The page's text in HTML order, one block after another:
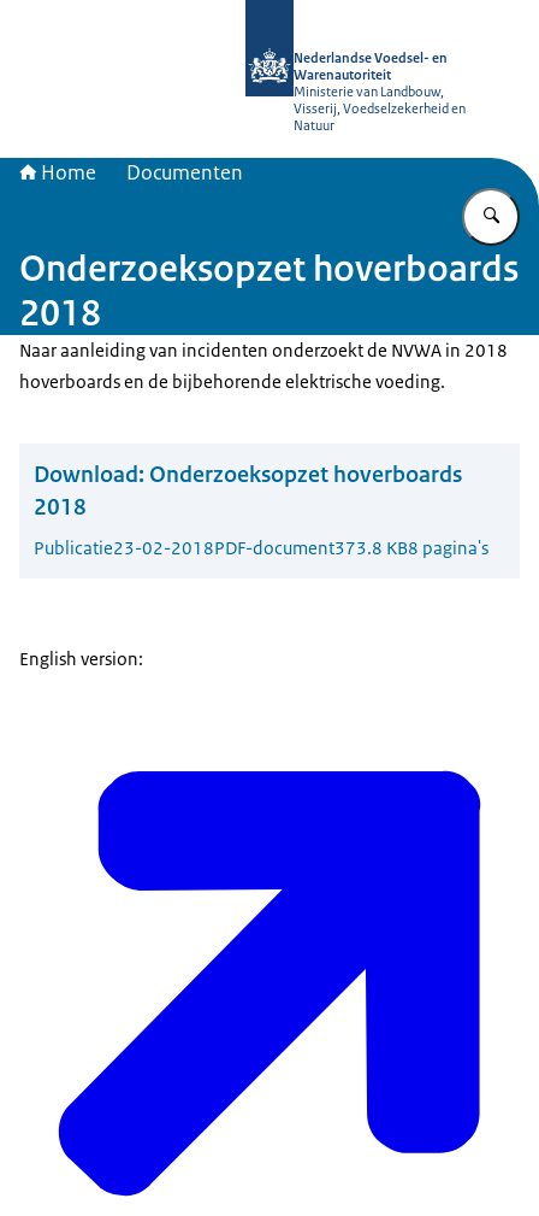
Nederlandse Voedsel- en
Warenautoriteit
Ministerie van Landbouw,
Visserij, Voedselzekerheid en
Natuur
Home Documenten
Onderzoeksopzet hoverboards
2018
Naar aanleiding van incidenten onderzoekt de NVWA in 2018
hoverboards en de bijbehorende elektrische voeding.
Download: Onderzoeksopzet hoverboards
2018
Publicatie23-02-2018PDF-document373.8 KB8 pagina's
English version: